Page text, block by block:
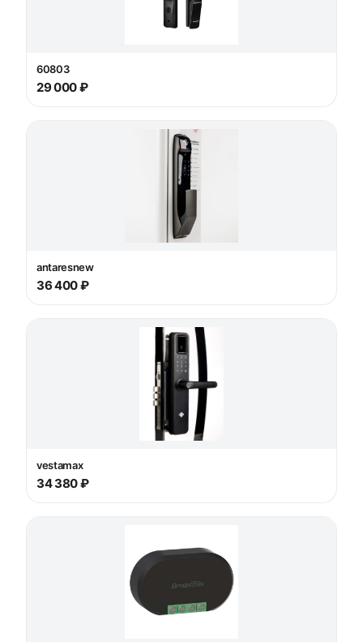
60803
29 000 ₽
antaresnew
36 400 ₽
vestamax
34 380 ₽